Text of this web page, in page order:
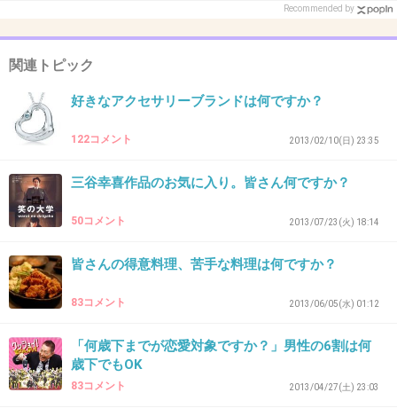
気にせずに、何と無くで買ったらたち吉だった
り、いただいた食器がたち吉だったり。
たち吉は使いやすいです。
+53
＞26さん
＞1です(^_^)/
半額以下なんて羨ましいです！
イッタラのオリゴも気になっています。
皆さんが色々、教えて下さるので参考になりま
Recommended by
関連トピック
好きなアクセサリーブランドは何ですか？
122コメント 2013/02/10(日) 23:35
三谷幸喜作品のお気に入り。皆さん何ですか？
50コメント 2013/07/23(火) 18:14
皆さんの得意料理、苦手な料理は何ですか？
83コメント 2013/06/05(水) 01:12
「何歳下までが恋愛対象ですか？」男性の6割は何
歳下でもOK
83コメント 2013/04/27(土) 23:03